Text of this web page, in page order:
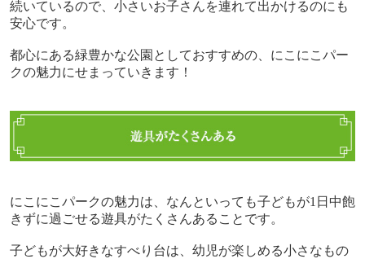
続いているので、小さいお子さんを連れて出かけるのにも
安心です。
都心にある緑豊かな公園としておすすめの、にこにこパー
クの魅力にせまっていきます！
にこにこパークの魅力は、なんといっても子どもが1 日中飽
きずに過ごせる遊具がたくさんあることです。
子どもが大好きなすべり台は、幼児が楽しめる小さなもの